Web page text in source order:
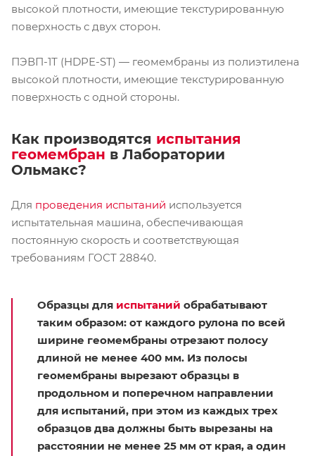
высокой плотности, имеющие текстурированную
поверхность с двух сторон.
ПЭВП-1Т (HDPE-ST) — геомембраны из полиэтилена
высокой плотности, имеющие текстурированную
поверхность с одной стороны.
Как производятся испытания
геомембран в Лаборатории
Ольмакс?
Для проведения испытаний используется
испытательная машина, обеспечивающая
постоянную скорость и соответствующая
требованиям ГОСТ 28840.
Образцы для испытаний обрабатывают
таким образом: от каждого рулона по всей
ширине геомембраны отрезают полосу
длиной не менее 400 мм. Из полосы
геомембраны вырезают образцы в
продольном и поперечном направлении
для испытаний, при этом из каждых трех
образцов два должны быть вырезаны на
расстоянии не менее 25 мм от края, а один